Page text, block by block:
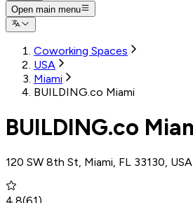
Open main menu
Coworking Spaces
USA
Miami
BUILDING.co Miami
BUILDING.co
120 SW 8th St, Miami, FL 33130, USA